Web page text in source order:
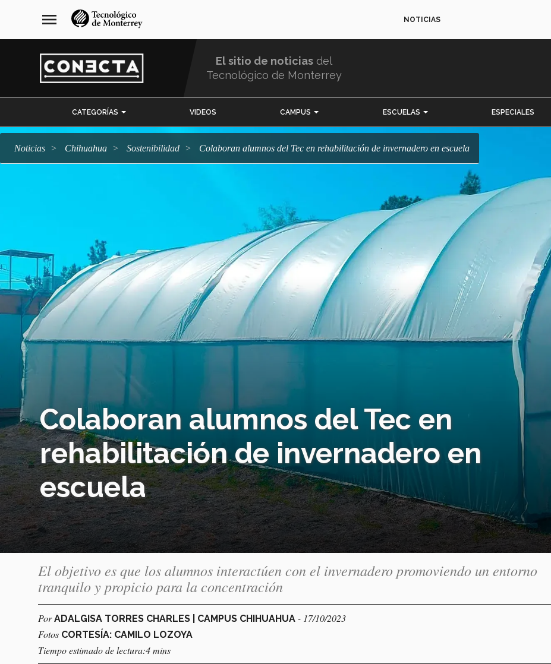
navegación
principal
menu NOTICIAS
El sitio de noticias del
Tecnológico de Monterrey
CATEGORÍAS VIDEOS CAMPUS ESCUELAS ESPECIALES
Noticias Chihuahua sostenibilidad Colaboran alumnos del Tec en rehabilitación de invernadero en escuela
Colaboran alumnos del Tec en
rehabilitación de invernadero en
escuela
El objetivo es que los alumnos interactúen con el invernadero promoviendo un entorno
tranquilo y propicio para la concentración
PorADALGISA TORRES CHARLES | CAMPUS CHIHUAHUA - 17/10/2023
Fotos CORTESÍA: CAMILO LOZOYA
Tiempo estimado de lectura:4 mins